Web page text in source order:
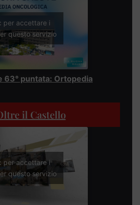
per accettare i
questo servizio
63° puntata: Ortopedia
il Castello
per accettare i
questo servizio